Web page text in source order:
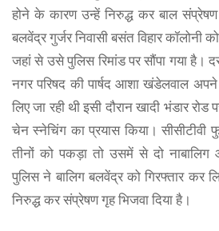
होने के कारण उन्हें निरुद्ध कर बाल
बलवेंद्र गुर्जर निवासी बसंत विहार कॉलोनी
जहां से उसे पुलिस रिमांड पर सौंपा गया है।
नगर परिषद की पार्षद आशा खंडेलवाल
लिए जा रही थी इसी दौरान खादी भंडार
चेन स्नेचिंग का प्रयास किया।
तीनों को पकड़ा तो उसमें से दो नाबालिग
पुलिस ने बालिग बलवेंद्र को गिरफ्तार कर
निरुद्ध कर संप्रेषण गृह भिजवा दिया है।